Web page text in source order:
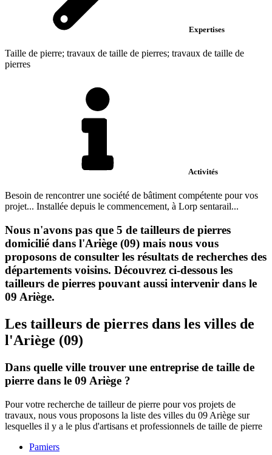
Expertises
Taille de pierre; travaux de taille de pierres; travaux de taille de
pierres
Activités
Besoin de rencontrer une société de bâtiment compétente pour vos
projet... Installée depuis le commencement, à Lorp sentarail...
Nous n'avons pas que 5 de tailleurs de pierres
domicilié dans l'Ariège (09) mais nous vous
proposons de consulter les résultats de recherches des
départements voisins. Découvrez ci-dessous les
tailleurs de pierres pouvant aussi intervenir dans le
09 Ariège.
Les tailleurs de pierres dans les villes de
l'Ariège (09)
Dans quelle ville trouver une entreprise de taille de
pierre dans le 09 Ariège ?
Pour votre recherche de tailleur de pierre pour vos projets de
travaux, nous vous proposons la liste des villes du 09 Ariège sur
lesquelles il y a le plus d'artisans et professionnels de taille de pierre
Pamiers